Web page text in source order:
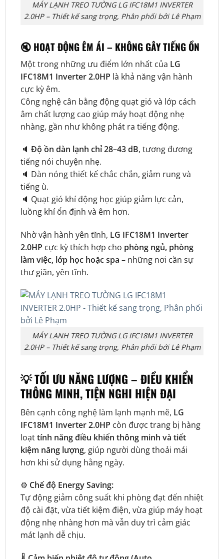
MÁY LẠNH TREO TƯỜNG LG IFC18M1 INVERTER
2.0HP – Thiết kế sang trọng, Phân phối bởi Lê Phạm
🔇 HOẠT ĐỘNG ÊM ÁI – KHÔNG GÂY TIẾNG ỒN
Một trong những ưu điểm lớn nhất của LG
IFC18M1 Inverter 2.0HP là khả năng vận hành
cực kỳ êm.
Công nghệ cân bằng động quạt gió và lớp cách
âm chất lượng cao giúp máy hoạt động nhẹ
nhàng, gần như không phát ra tiếng động.
🔈 Độ ồn dàn lạnh chỉ 28–43 dB, tương đương
tiếng nói chuyện nhẹ.
🔈 Dàn nóng thiết kế chắc chắn, giảm rung và
tiếng ù.
🔈 Quạt gió khí động học giúp giảm lực cản,
luồng khí ổn định và êm hơn.
Nhờ vận hành yên tĩnh, LG IFC18M1 Inverter
2.0HP cực kỳ thích hợp cho phòng ngủ, phòng
làm việc, lớp học hoặc spa – những nơi cần sự
thư giãn, yên tĩnh.
MÁY LẠNH TREO TƯỜNG LG IFC18M1 INVERTER
2.0HP – Thiết kế sang trọng, Phân phối bởi Lê Phạm
💡 TỐI ƯU NĂNG LƯỢNG – ĐIỀU KHIỂN
THÔNG MINH, TIỆN NGHI HIỆN ĐẠI
Bên cạnh công nghệ làm lạnh mạnh mẽ, LG
IFC18M1 Inverter 2.0HP còn được trang bị hàng
loạttính năng điều khiển thông minh và tiết
kiệm năng lượng, giúp người dùng thoải mái
hơn khi sử dụng hằng ngày.
⚙️ Chế độ Energy Saving:
Tự động giảm công suất khi phòng đạt đến nhiệt
độ cài đặt, vừa tiết kiệm điện, vừa giúp máy hoạt
động nhẹ nhàng hơn mà vẫn duy trì cảm giác
mát lạnh dễ chịu.